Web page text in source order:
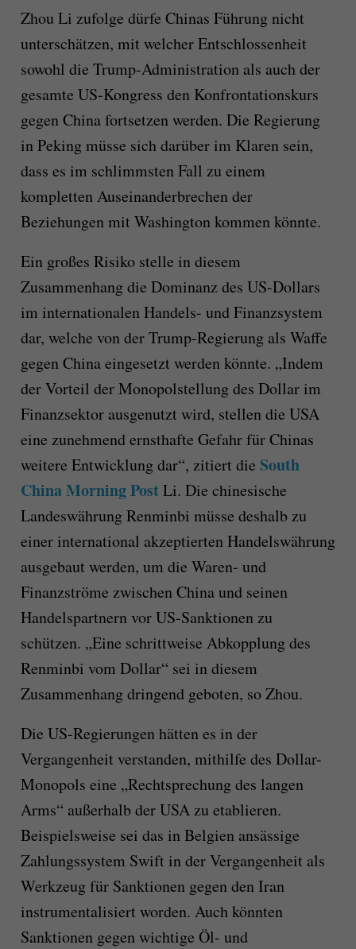
Zhou Li zufolge dürfe Chinas Führung nicht
unterschätzen, mit welcher Entschlossenheit
sowohl die Trump-Administration als auch der
gesamte US-Kongress den Konfrontationskurs
gegen China fortsetzen werden. Die Regierung
in Peking müsse sich darüber im Klaren sein,
dass es im schlimmsten Fall zu einem
kompletten Auseinanderbrechen der
Beziehungen mit Washington kommen könnte.
Ein großes Risiko stelle in diesem
Zusammenhang die Dominanz des US-Dollars
im internationalen Handels- und Finanzsystem
dar, welche von der Trump-Regierung als Waffe
gegen China eingesetzt werden könnte. „Indem
der Vorteil der Monopolstellung des Dollar im
Finanzsektor ausgenutzt wird, stellen die USA
eine zunehmend ernsthafte Gefahr für Chinas
weitere Entwicklung dar“, zitiert die South
China Morning Post Li. Die chinesische
Landeswährung Renminbi müsse deshalb zu
einer international akzeptierten Handelswährung
ausgebaut werden, um die Waren- und
Finanzströme zwischen China und seinen
Handelspartnern vor US-Sanktionen zu
schützen. „Eine schrittweise Abkopplung des
Renminbi vom Dollar“ sei in diesem
Zusammenhang dringend geboten, so Zhou.
Die US-Regierungen hätten es in der
Vergangenheit verstanden, mithilfe des Dollar-
Monopols eine „Rechtsprechung des langen
Arms“ außerhalb der USA zu etablieren.
Beispielsweise sei das in Belgien ansässige
Zahlungssystem Swift in der Vergangenheit als
Werkzeug für Sanktionen gegen den Iran
instrumentalisiert worden. Auch könnten
Sanktionen gegen wichtige Öl- und